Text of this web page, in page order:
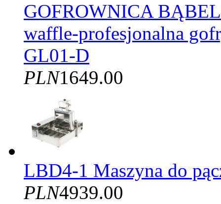
GOFROWNICA
waffle-profesjonalna
GL01-D
PLN1649.00
LBD4-1 Maszyna do
PLN4939.00